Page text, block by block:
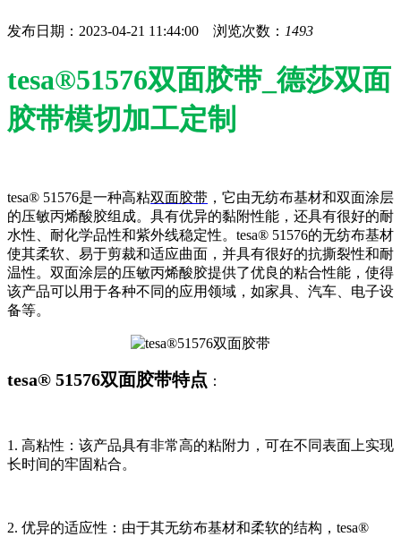
发布日期：2023-04-21 11:44:00 浏览次数： 1493
tesa®51576双面胶带_德莎双面
胶带模切加工定制
tesa® 51576是一种高粘双面胶带 ，它由无纺布基材和双面涂层
的压敏丙烯酸胶组成。具有优异的黏附性能，还具有很好的耐
水性、耐化学品性和紫外线稳定性。tesa® 51576的无纺布基材
使其柔软、易于剪裁和适应曲面，并具有很好的抗撕裂性和耐
温性。双面涂层的压敏丙烯酸胶提供了优良的粘合性能，使得
该产品可以用于各种不同的应用领域，如家具、汽车、电子设
备等。
tesa® 51576双面胶带特点 ：
1. 高粘性：该产品具有非常高的粘附力，可在不同表面上实现
长时间的牢固粘合。
2. 优异的适应性：由于其无纺布基材和柔软的结构，tesa®